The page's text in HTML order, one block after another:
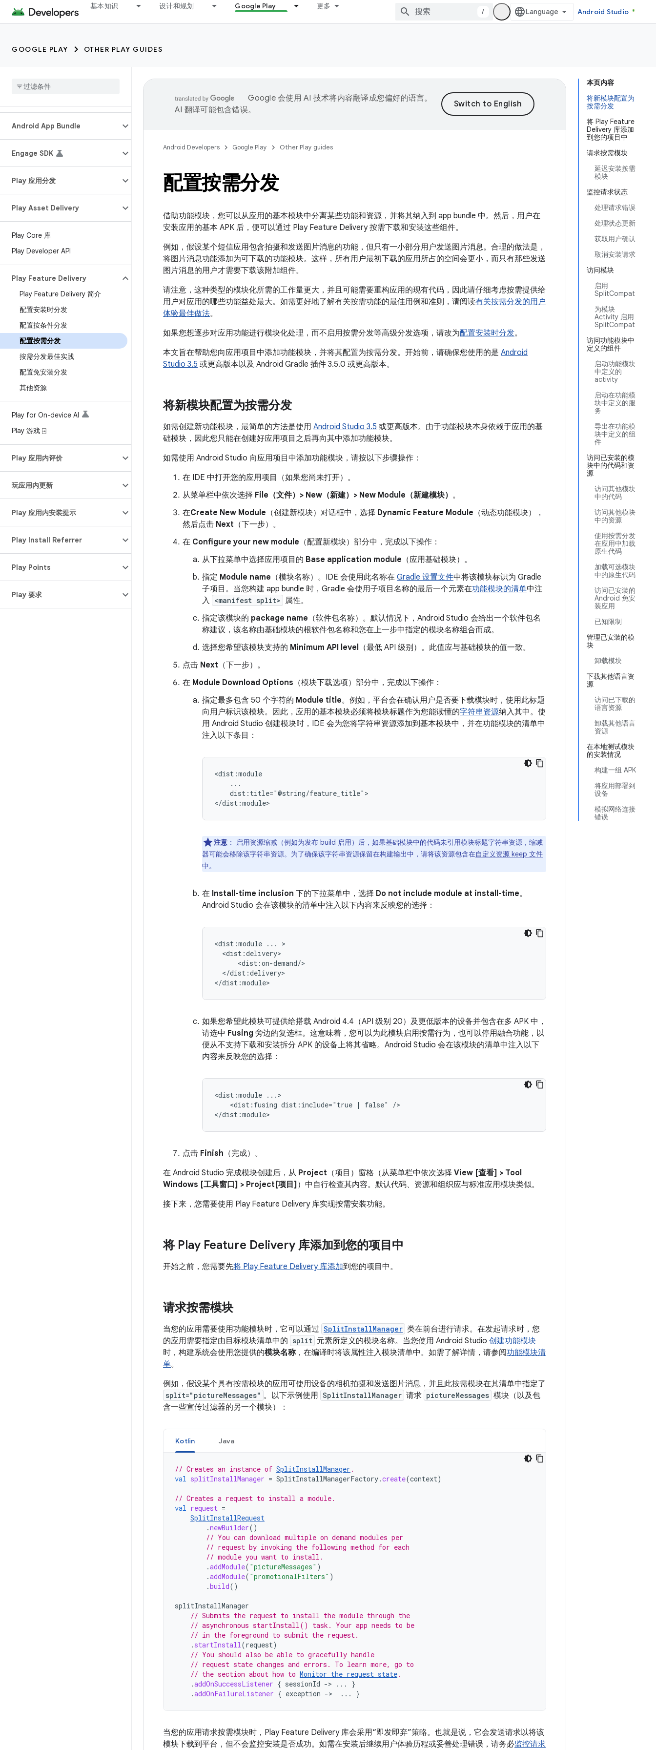
基本知识 设计和规划 Google Play 更多
/ Android Studio
GOOGLE PLAY OTHER PLAY GUIDES
Android App Bundle
Engage SDK
Play 应用分发
Play Asset Delivery
Play Core 库
Play Developer API
Play Feature Delivery
Play Feature Delivery 简介
配置安装时分发
配置按条件分发
配置按需分发
按需分发最佳实践
配置免安装分发
其他资源
Play for On-device AI
Play 游戏 ⍈
Play 应用内评价
玩应用内更新
Play 应用内安装提示
Play Install Referrer
Play Points
Play 要求
本页内容
将新模块配置为
按需分发
将 Play Feature
Delivery 库添加
到您的项目中
请求按需模块
延迟安装按需
模块
监控请求状态
处理请求错误
处理状态更新
获取用户确认
取消安装请求
访问模块
启用
SplitCompat
为模块
Activity 启用
SplitCompat
访问功能模块中
定义的组件
启动功能模块
中定义的
activity
启动在功能模
块中定义的服
务
导出在功能模
块中定义的组
件
访问已安装的模
块中的代码和资
源
访问其他模块
中的代码
访问其他模块
中的资源
使用按需分发
在应用中加载
原生代码
加载可选模块
中的原生代码
访问已安装的
Android 免安
装应用
已知限制
管理已安装的模
块
卸载模块
下载其他语言资
源
访问已下载的
语言资源
卸载其他语言
资源
在本地测试模块
的安装情况
构建一组 APK
将应用部署到
设备
模拟网络连接
错误
Google 会使用 AI 技术将内容翻译成您偏好的语言。
AI 翻译可能包含错误。
Android Developers Google Play Other Play guides
配置按需分发
借助功能模块，您可以从应用的基本模块中分离某些功能和资源，并将其纳入到 app bundle 中。然后，用户在
安装应用的基本 APK 后，便可以通过 Play Feature Delivery 按需下载和安装这些组件。
例如，假设某个短信应用包含拍摄和发送图片消息的功能，但只有一小部分用户发送图片消息。合理的做法是，
将图片消息功能添加为可下载的功能模块。这样，所有用户最初下载的应用所占的空间会更小，而只有那些发送
图片消息的用户才需要下载该附加组件。
请注意，这种类型的模块化所需的工作量更大，并且可能需要重构应用的现有代码，因此请仔细考虑按需提供给
用户对应用的哪些功能益处最大。如需更好地了解有关按需功能的最佳用例和准则，请阅读有关按需分发的用户
体验最佳做法。
如果您想逐步对应用功能进行模块化处理，而不启用按需分发等高级分发选项，请改为配置安装时分发。
本文旨在帮助您向应用项目中添加功能模块，并将其配置为按需分发。开始前，请确保您使用的是 Android
Studio 3.5 或更高版本以及 Android Gradle 插件 3.5.0 或更高版本。
将新模块配置为按需分发
如需创建新功能模块，最简单的方法是使用 Android Studio 3.5 或更高版本。由于功能模块本身依赖于应用的基
础模块，因此您只能在创建好应用项目之后再向其中添加功能模块。
如需使用 Android Studio 向应用项目中添加功能模块，请按以下步骤操作：
在 IDE 中打开您的应用项目（如果您尚未打开）。
从菜单栏中依次选择 File（文件）> New（新建）> New Module（新建模块） 。
在Create New Module （创建新模块）对话框中，选择 Dynamic Feature Module （动态功能模块），
然后点击 Next （下一步）。
在 Configure your new module （配置新模块）部分中，完成以下操作：
从下拉菜单中选择应用项目的 Base application module （应用基础模块）。
指定 Module name （模块名称）。IDE 会使用此名称在 Gradle 设置文件中将该模块标识为 Gradle
子项目。当您构建 app bundle 时，Gradle 会使用子项目名称的最后一个元素在功能模块的清单中注
入 <manifest split> 属性。
指定该模块的 package name （软件包名称）。默认情况下，Android Studio 会给出一个软件包名
称建议，该名称由基础模块的根软件包名称和您在上一步中指定的模块名称组合而成。
选择您希望该模块支持的 Minimum API level （最低 API 级别）。此值应与基础模块的值一致。
点击 Next （下一步）。
在 Module Download Options （模块下载选项）部分中，完成以下操作：
指定最多包含 50 个字符的 Module title。例如，平台会在确认用户是否要下载模块时，使用此标题
向用户标识该模块。因此，应用的基本模块必须将模块标题作为您能读懂的字符串资源纳入其中。使
用 Android Studio 创建模块时，IDE 会为您将字符串资源添加到基本模块中，并在功能模块的清单中
注入以下条目：
dist:title="@string/feature_title">
注意 ：
启用资源缩减（例如为发布 build 启用）后，如果基础模块中的代码未引用模块标题字符串资源，缩减
器可能会移除该字符串资源。为了确保该字符串资源保留在构建输出中，请将该资源包含在自定义资源 keep 文件
中。
在 Install-time inclusion 下的下拉菜单中，选择 Do not include module at install-time。
Android Studio 会在该模块的清单中注入以下内容来反映您的选择：
<dist:module ...
</dist:delivery>
如果您希望此模块可提供给搭载 Android 4.4（API 级别 20）及更低版本的设备并包含在多 APK 中，
请选中 Fusing 旁边的复选框。这意味着，您可以为此模块启用按需行为，也可以停用融合功能，以
便从不支持下载和安装拆分 APK 的设备上将其省略。Android Studio 会在该模块的清单中注入以下
内容来反映您的选择：
<dist:module
<dist:fusing dist:include="true | false"
/>
点击 Finish （完成）。
在 Android Studio 完成模块创建后，从 Project （项目）窗格（从菜单栏中依次选择 View [查看] > Tool
Windows [工具窗口] > Project[项目] ）中自行检查其内容。默认代码、资源和组织应与标准应用模块类似。
接下来，您需要使用 Play Feature Delivery 库实现按需安装功能。
将 Play Feature Delivery 库添加到您的项目中
开始之前，您需要先将 Play Feature Delivery 库添加到您的项目中。
请求按需模块
当您的应用需要使用功能模块时，它可以通过 SplitInstallManager 类在前台进行请求。在发起请求时，您
的应用需要指定由目标模块清单中的 split 元素所定义的模块名称。当您使用 Android Studio 创建功能模块
时，构建系统会使用您提供的模块名称，在编译时将该属性注入模块清单中。如需了解详情，请参阅功能模块清
单。
例如，假设某个具有按需模块的应用可使用设备的相机拍摄和发送图片消息，并且此按需模块在其清单中指定了
split="pictureMessages" 。以下示例使用 SplitInstallManager 请求 pictureMessages 模块（以及包
含一些宣传过滤器的另一个模块）：
Kotlin Java
// Creates an instance of SplitInstallManager .
val splitInstallManager = SplitInstallManagerFactory.create(context)
// Creates a request to install a module.
val request =
SplitInstallRequest
.newBuilder()
// You can download multiple on demand modules per
// request by invoking the following method for each
// module you want to install.
.addModule( "pictureMessages" )
.addModule( "promotionalFilters" )
.build()
splitInstallManager
// Submits the request to install the module through the
// asynchronous startInstall() task. Your app needs to be
// in the foreground to submit the request.
. startInstall(request)
// You should also be able to gracefully handle
// request state changes and errors. To learn more, go to
// the section about how to Monitor the request state.
.addOnSuccessListener { sessionId -> ...
}
.addOnFailureListener { exception -> ... }
当您的应用请求按需模块时，Play Feature Delivery 库会采用“即发即弃”策略。也就是说，它会发送请求以将该
模块下载到平台，但不会监控安装是否成功。如需在安装后继续用户体验历程或妥善处理错误，请务必监控请求